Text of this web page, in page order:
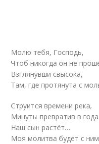
Молю тебя, Господь,
Чтоб никогда он не
Взглянувши свысока,
Там, где протянута с
Струится времени река,
Минуты превратив в года.
Наш сын растёт…
Моя молитва будет с ним